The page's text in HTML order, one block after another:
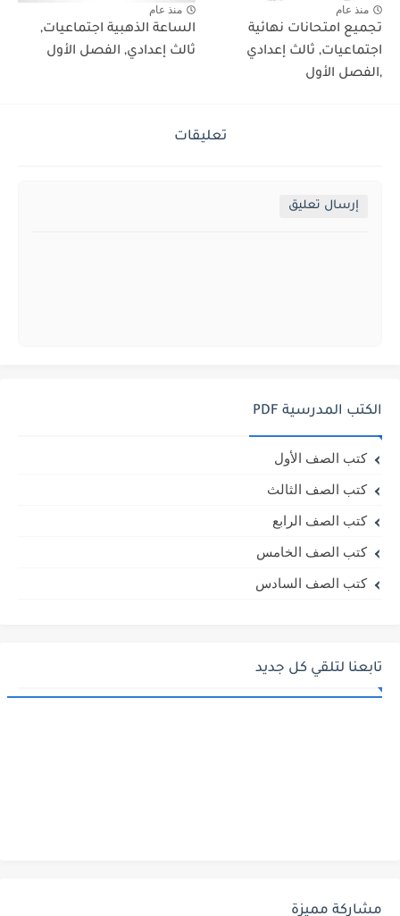
منذ عام
تجميع امتحانات نهائية
اجتماعيات, ثالث إعدادي
,الفصل الأول
منذ عام
الساعة الذهبية اجتماعيات,
ثالث إعدادي, الفصل الأول
تعليقات
إرسال تعليق
الكتب المدرسية PDF
كتب الصف الأول
كتب الصف الثالث
كتب الصف الرابع
كتب الصف الخامس
كتب الصف السادس
تابعنا لتلقي كل جديد
مشاركة مميزة